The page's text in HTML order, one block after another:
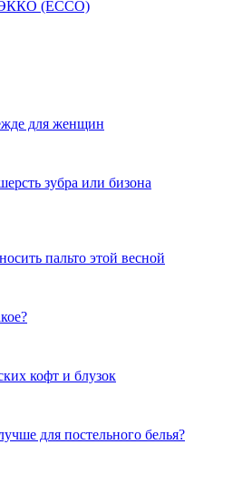
ЭККО (ECCO)
для женщин
зубра или бизона
пальто этой весной
кофт и блузок
для постельного белья?